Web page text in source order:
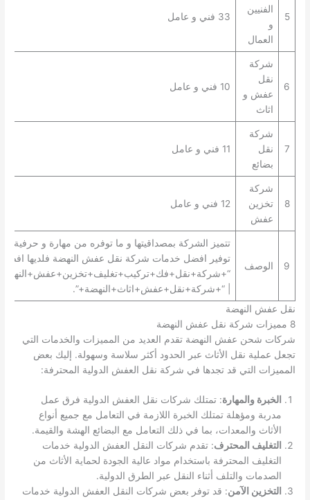
5
الفنيين
و
العمال
33 فني و عامل
6
شركة
نقل
عفش و
اثاث
10 فني و عامل
7
شركة
نقل
بضائع
11 فني و عامل
8
شركة
تخزين
عفش
12 فني و عامل
9 الوصف
تتميز الشركة بمصداقيتها و ما توفره من مهارة و حرفية
توفير افضل خدمات شركة نقل عفش النهضة فلديها
| “+شركة+نقل+عفش+اثاث+النهضة+”.
نقل عفش النهضة
8 مميزات شركة نقل عفش النهضة
شركات شحن عفش النهضة تقدم العديد من المميزات والخدمات التي
تجعل عملية نقل الأثاث عبر الحدود أكثر سلاسة وسهولة. إليك بعض
المميزات التي قد تجدها في شركة نقل العفش الدولية المحترفة:
الخبرة والمهارة: تمتلك شركات نقل العفش الدولية فرق عمل
مدربة ومؤهلة تمتلك الخبرة اللازمة في التعامل مع جميع أنواع
الأثاث والمعدات، بما في ذلك التعامل مع البضائع الهشة والقيمة.
التغليف المحترف: تقدم شركات النقل العفش الدولية خدمات
التغليف المحترفة باستخدام مواد عالية الجودة لحماية الأثاث من
الصدمات والتلف أثناء النقل عبر الطرق الدولية.
التخزين الآمن: قد توفر بعض شركات النقل العفش الدولية خدمات